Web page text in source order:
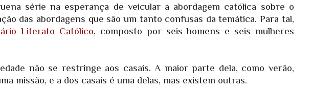
série na esperança de veicular a abordagem católica sobre o
das abordagens que são um tanto confusas da temática. Para tal,
Literato Católico, composto por seis homens e seis mulheres
não se restringe aos casais. A maior parte dela, como verão,
missão, e a dos casais é uma delas, mas existem outras.